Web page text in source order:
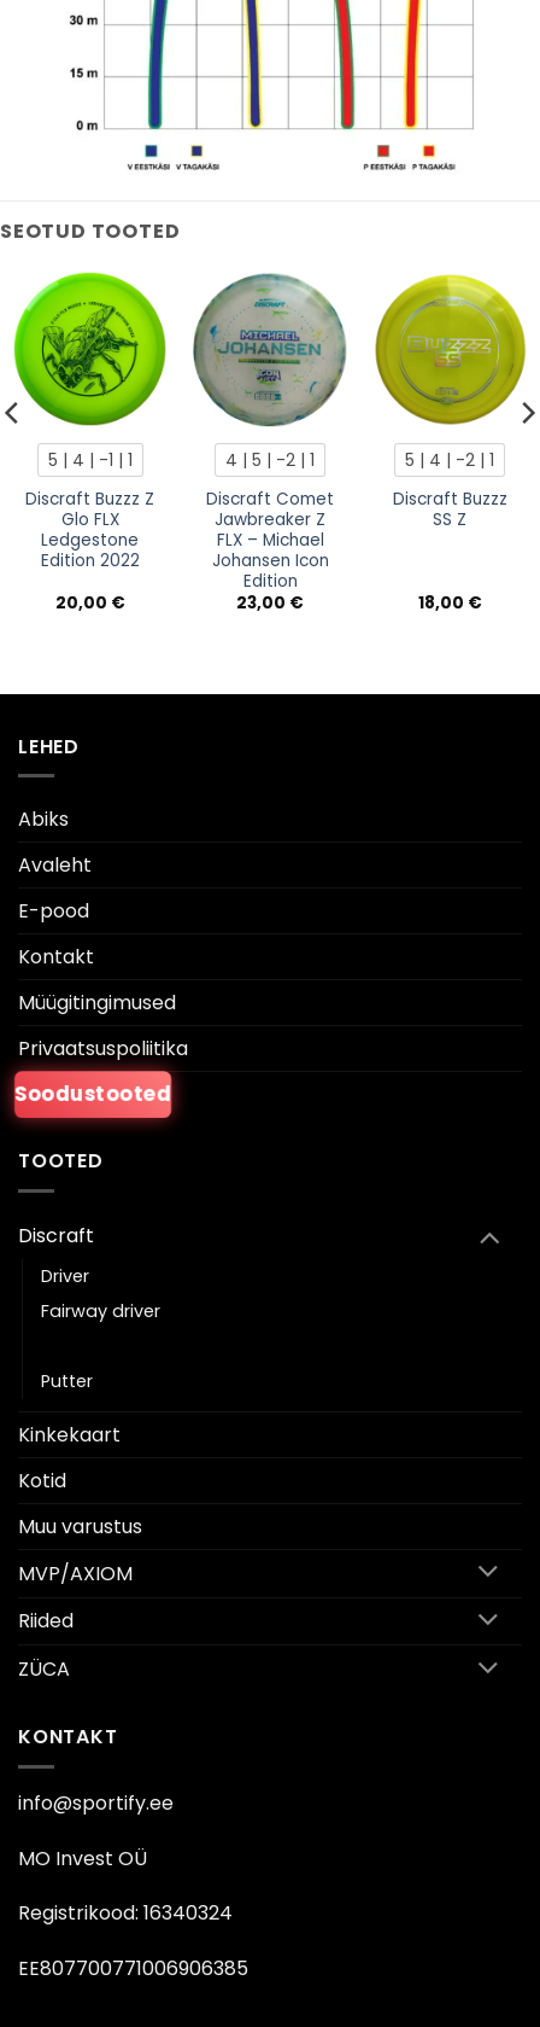
SEOTUD TOOTED
5 | 4 | -1 | 1
Discraft Buzzz Z
Glo FLX
Ledgestone
Edition 2022
20,00 €
4 | 5 | -2 | 1
Discraft Comet
Jawbreaker Z
FLX – Michael
Johansen Icon
Edition
23,00 €
5 | 4 | -2 | 1
Discraft Buzzz
SS Z
18,00 €
LEHED
Abiks
Avaleht
E-pood
Kontakt
Müügitingimused
Privaatsuspoliitika
Soodustooted
TOOTED
Discraft
Driver
Fairway driver
Putter
Kinkekaart
Kotid
Muu varustus
MVP/AXIOM
Riided
ZÜCA
KONTAKT
info@sportify.ee
MO Invest OÜ
Registrikood: 16340324
EE807700771006906385